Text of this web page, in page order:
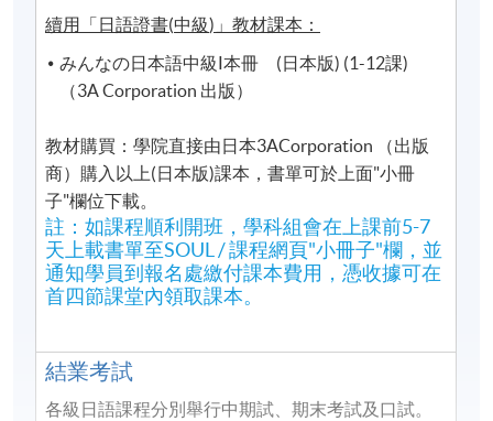
續用「日語證書(中級) 」教材課本：
みんなの日本語中級Ⅰ本冊 (日本版) (1-12課)
（3ACorporation 出版）
教材購買：學院直接由日本3ACorporation
（出版
商）購入以上(日本版)課本，書單可於上面"小冊
子"欄位下載。
註：如課程順利開班，學科組會在上課前5-7
天上載書單至SOUL / 課程網頁"小冊子"欄，並
通知學員到報名處繳付課本費用，憑收據可在
首四節課堂內領取課本。
結業考試
各級日語課程分別舉行中期試、期末考試及口試。